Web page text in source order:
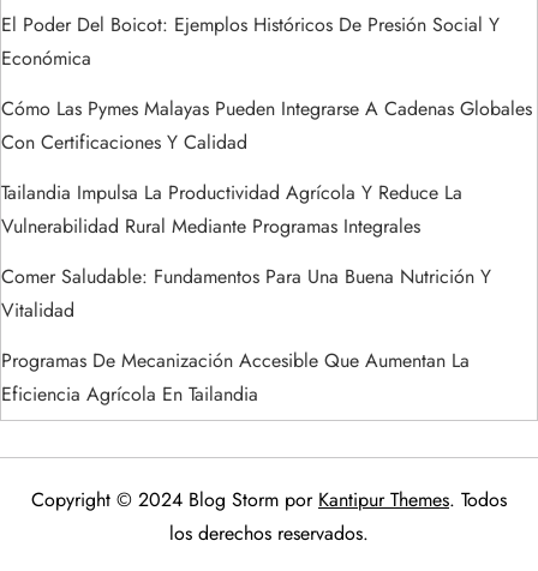
El Poder Del Boicot: Ejemplos Históricos De Presión Social Y
Económica
Cómo Las Pymes Malayas Pueden Integrarse A Cadenas Globales
Con Certificaciones Y Calidad
Tailandia Impulsa La Productividad Agrícola Y Reduce La
Vulnerabilidad Rural Mediante Programas Integrales
Comer Saludable: Fundamentos Para Una Buena Nutrición Y
Vitalidad
Programas De Mecanización Accesible Que Aumentan La
Eficiencia Agrícola En Tailandia
Copyright © 2024 Blog Storm por Kantipur Themes. Todos
los derechos reservados.